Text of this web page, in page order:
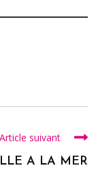
Article suivant
A LA MER